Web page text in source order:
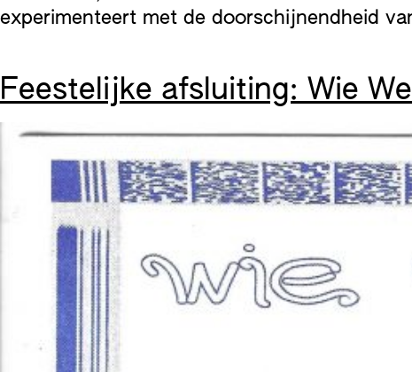
experimenteert met de doorschijnendheid
Feestelijke afsluiting: Wie